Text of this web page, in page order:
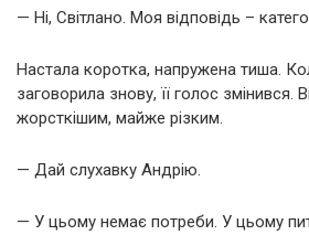
— Ні, Світлано. Моя відповідь –
Настала коротка, напружена тиша.
заговорила знову, її голос змінився.
жорсткішим, майже різким.
— Дай слухавку Андрію.
— У цьому немає потреби. У цьому